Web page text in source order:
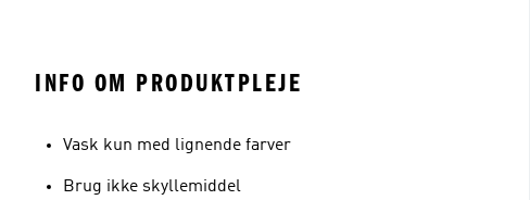
INFO OM PRODUKTPLEJE
Vask kun med lignende farver
Brug ikke skyllemiddel